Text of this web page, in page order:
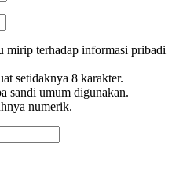
mirip terhadap informasi pribadi
setidaknya 8 karakter.
sandi umum digunakan.
numerik.